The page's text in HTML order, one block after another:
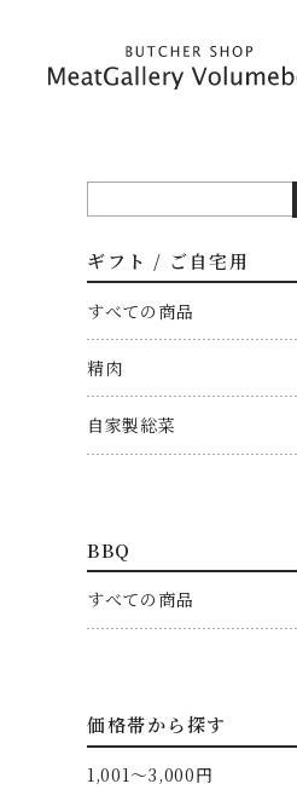
ギフト / ご自宅用
すべての商品
精肉
自家製総菜
BBQ
すべての商品
価格帯から探す
1,001～3,000円